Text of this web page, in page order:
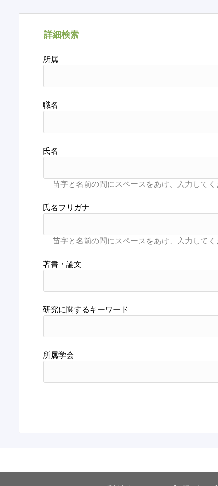
詳細検索
所属
職名
氏名
氏名フリガナ
著書・論文
研究に関するキーワード
所属学会